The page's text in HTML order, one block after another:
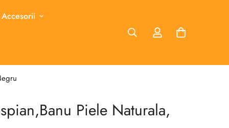
Piele Naturala,